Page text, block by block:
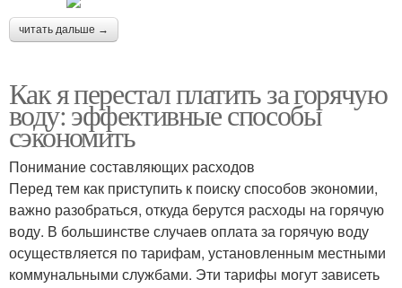
читать дальше →
Как я перестал платить за горячую
воду: эффективные способы
сэкономить
Понимание составляющих расходов
Перед тем как приступить к поиску способов экономии,
важно разобраться, откуда берутся расходы на горячую
воду. В большинстве случаев оплата за горячую воду
осуществляется по тарифам, установленным местными
коммунальными службами. Эти тарифы могут зависеть